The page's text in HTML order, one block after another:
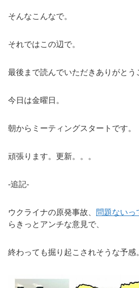
そんなこんなで。
それではこの辺で。
最後まで読んでいただきありがとう
今日は金曜日。
朝からミーティングスタートです。
頑張ります。更新。。。
-追記-
ウクライナの原発事故、 問題ないっ
らきっとアンチな意見で、
終わっても掘り起こされそうな予感